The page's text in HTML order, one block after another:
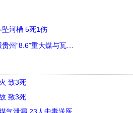
坠河槽 5死1伤
州“8.6”重大煤与瓦…
致3死
致3死